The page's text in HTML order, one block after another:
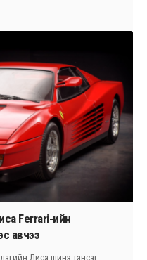
Ferrari-ийн
авчээ
Лиса шинэ тансаг